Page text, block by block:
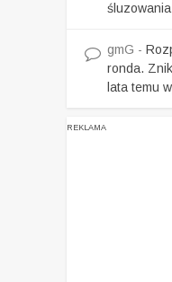
gmG -
ronda.
lata temu
REKLAMA